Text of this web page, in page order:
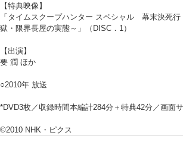
【特典映像】
「タイムスクープハンター スペシャル 幕末決死行
獄・限界長屋の実態～」（DISC．1）
【出演】
要 潤 ほか
○2010年 放送
*DVD3枚／収録時間本編計284分＋特典42分／画面
©2010 NHK・ピクス